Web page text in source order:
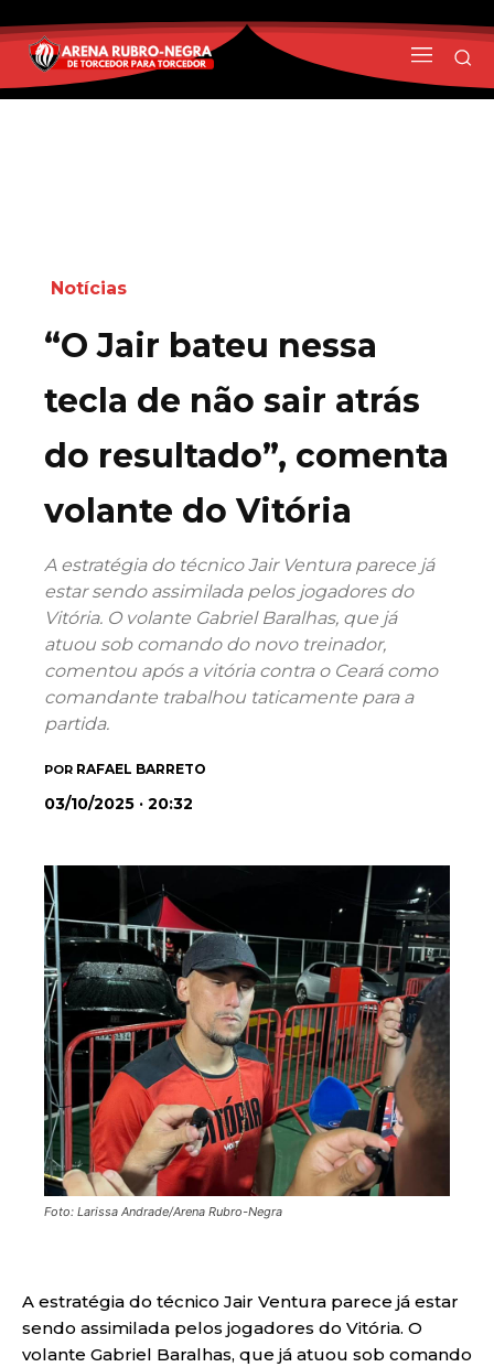
Notícias
“O Jair bateu nessa
tecla de não sair atrás
do resultado”, comenta
volante do Vitória
A estratégia do técnico Jair Ventura parece já
estar sendo assimilada pelos jogadores do
Vitória. O volante Gabriel Baralhas, que já
atuou sob comando do novo treinador,
comentou após a vitória contra o Ceará como
comandante trabalhou taticamente para a
partida.
POR RAFAEL BARRETO
03/10/2025 · 20:32
Foto: Larissa Andrade/Arena Rubro-Negra
A estratégia do técnico Jair Ventura parece já estar
sendo assimilada pelos jogadores do Vitória. O
volante Gabriel Baralhas, que já atuou sob comando